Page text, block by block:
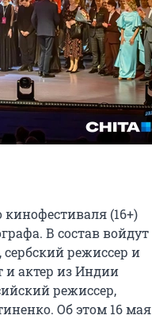
(16+)
В состав войдут
режиссер и
актер из Индии
режиссер,
Об этом 16 мая